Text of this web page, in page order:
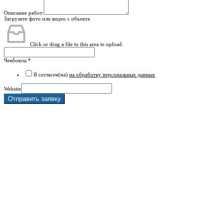
Описание работ:
Загрузите фото или видео с объекта
Click or drag a file to this area to upload.
Чекбоксы *
Я согласен(на) на обработку персональных данных
Website
Отправить заявку